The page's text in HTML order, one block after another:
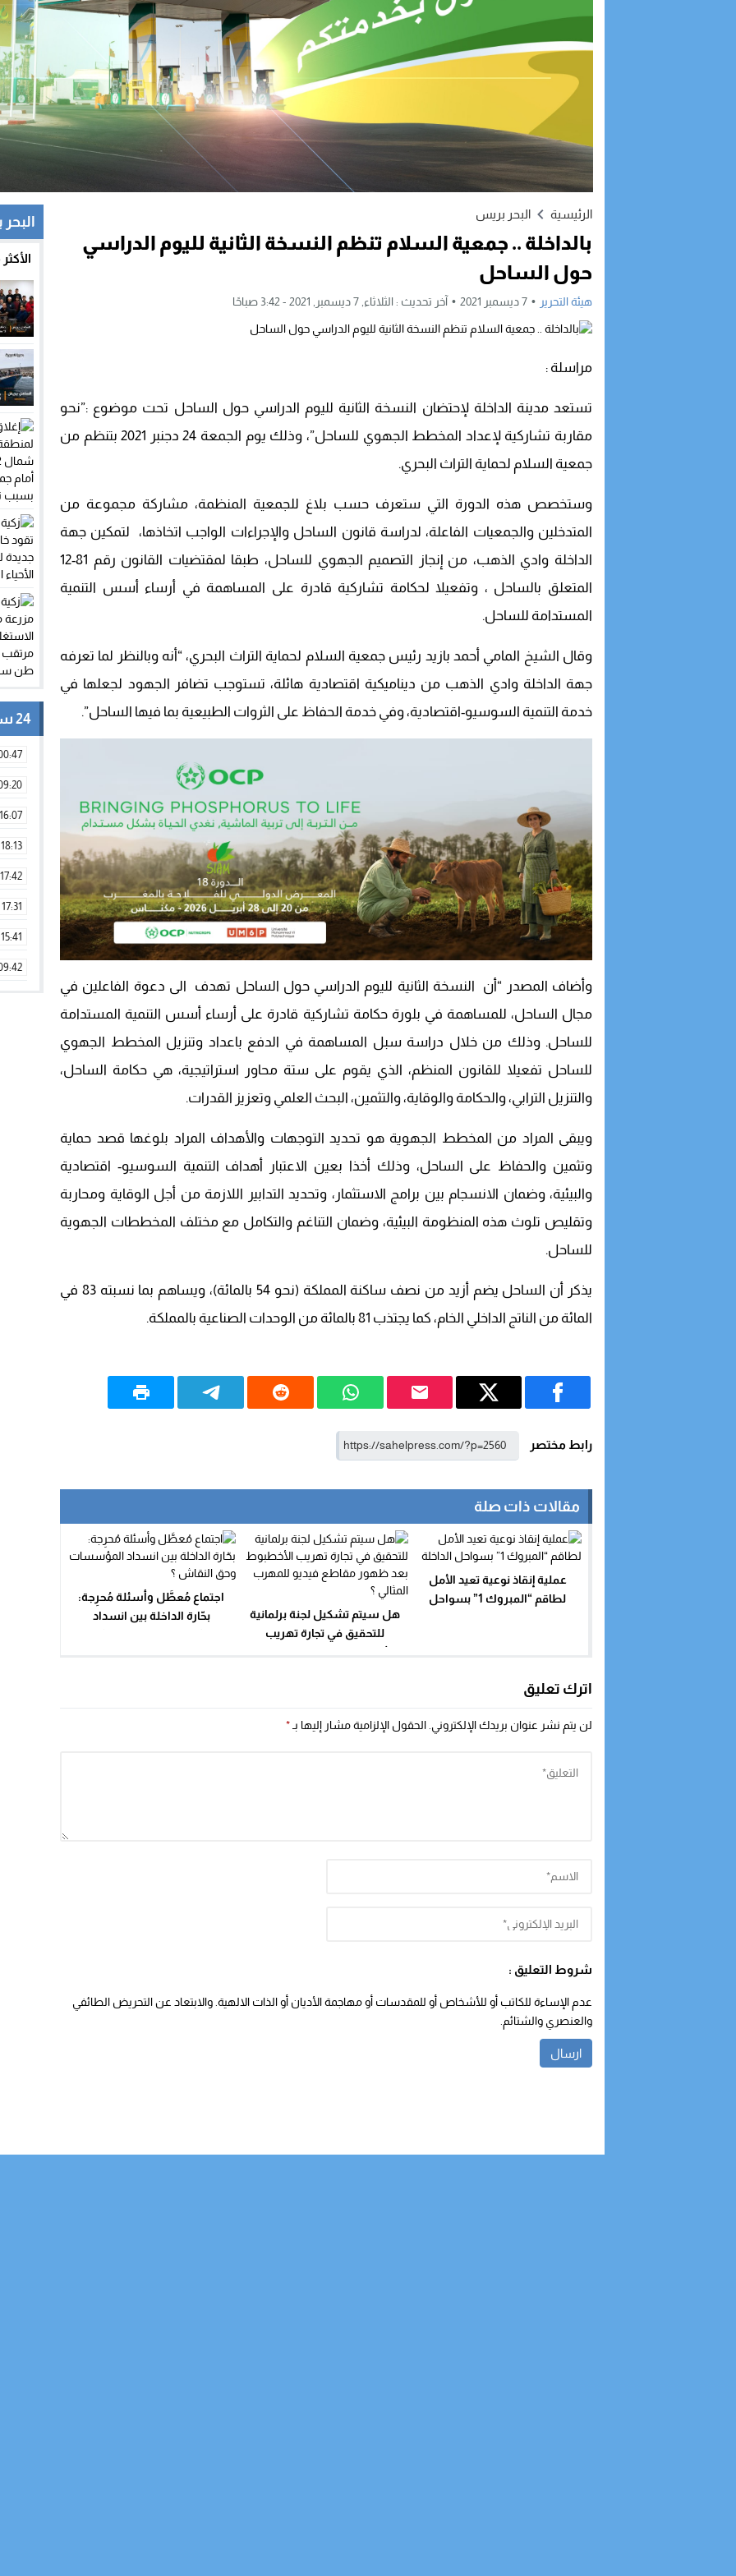
الرئيسية البحر بريس
بالداخلة .. جمعية السلام تنظم النسخة الثانية لليوم الدراسي
حول الساحل
هيئة التحرير 7 ديسمبر 2021 آخر تحديث : الثلاثاء, 7 ديسمبر, 2021 - 3:42 صباحًا
مراسلة :
تستعد مدينة الداخلة لإحتضان النسخة الثانية لليوم الدراسي حول الساحل تحت موضوع :”نحو
مقاربة تشاركية لإعداد المخطط الجهوي للساحل”، وذلك يوم الجمعة 24 دجنبر 2021 بتنظم من
جمعية السلام لحماية التراث البحري.
وستخصص هذه الدورة التي ستعرف حسب بلاغ للجمعية المنظمة، مشاركة مجموعة من
المتدخلين والجمعيات الفاعلة، لدراسة قانون الساحل والإجراءات الواجب اتخاذها، لتمكين جهة
الداخلة وادي الذهب، من إنجاز التصميم الجهوي للساحل، طبقا لمقتضيات القانون رقم 81-12
المتعلق بالساحل ، وتفعيلا لحكامة تشاركية قادرة على المساهمة في أرساء أسس التنمية
المستدامة للساحل.
وقال الشيخ المامي أحمد بازيد رئيس جمعية السلام لحماية التراث البحري، “أنه وبالنظر لما تعرفه
جهة الداخلة وادي الذهب من ديناميكية اقتصادية هائلة، تستوجب تضافر الجهود لجعلها في
خدمة التنمية السوسيو-اقتصادية، وفي خدمة الحفاظ على الثروات الطبيعية بما فيها الساحل”.
وأضاف المصدر “أن النسخة الثانية لليوم الدراسي حول الساحل تهدف الى دعوة الفاعلين في
مجال الساحل، للمساهمة في بلورة حكامة تشاركية قادرة على أرساء أسس التنمية المستدامة
للساحل. وذلك من خلال دراسة سبل المساهمة في الدفع باعداد وتنزيل المخطط الجهوي
للساحل تفعيلا للقانون المنظم، الذي يقوم على ستة محاور استراتيجية، هي حكامة الساحل،
والتنزيل الترابي، والحكامة والوقاية، والتثمين، البحث العلمي وتعزيز القدرات.
ويبقى المراد من المخطط الجهوية هو تحديد التوجهات والأهداف المراد بلوغها قصد حماية
وتثمين والحفاظ على الساحل، وذلك أخذا بعين الاعتبار أهداف التنمية السوسيو- اقتصادية
والبيئية، وضمان الانسجام بين برامج الاستثمار، وتحديد التدابير اللازمة من أجل الوقاية ومحاربة
وتقليص تلوث هذه المنظومة البيئية، وضمان التناغم والتكامل مع مختلف المخططات الجهوية
للساحل.
يذكر أن الساحل يضم أزيد من نصف ساكنة المملكة (نحو 54 بالمائة)، ويساهم بما نسبته 83 في
المائة من الناتج الداخلي الخام، كما يجتذب 81 بالمائة من الوحدات الصناعية بالمملكة.
رابط مختصر
مقالات ذات صلة
عملية إنقاذ نوعية تعيد الأمل
لطاقم “المبروك 1” بسواحل
هل سيتم تشكيل لجنة برلمانية
للتحقيق في تجارة تهريب
اجتماع مُعطَّل وأسئلة مُحرِجة:
بحّارة الداخلة بين انسداد
اترك تعليق
لن يتم نشر عنوان بريدك الإلكتروني. الحقول الإلزامية مشار إليها بـ *
شروط التعليق :
عدم الإساءة للكاتب أو للأشخاص أو للمقدسات أو مهاجمة الأديان أو الذات الالهية. والابتعاد عن التحريض الطائفي
والعنصري والشتائم.
24 ساعة
16:07
18:13
17:42
17:31
15:41